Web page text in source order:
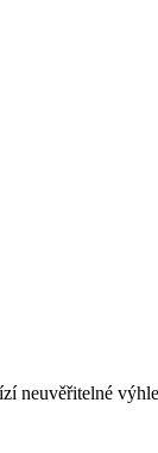
neuvěřitelné